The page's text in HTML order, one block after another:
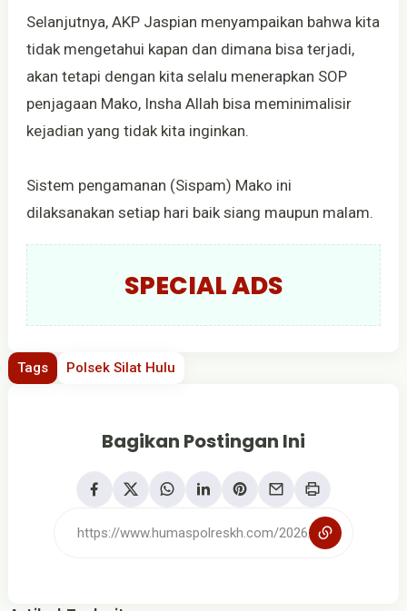
Selanjutnya, AKP Jaspian menyampaikan bahwa kita
tidak mengetahui kapan dan dimana bisa terjadi,
akan tetapi dengan kita selalu menerapkan SOP
penjagaan Mako, Insha Allah bisa meminimalisir
kejadian yang tidak kita inginkan.
Sistem pengamanan (Sispam) Mako ini
dilaksanakan setiap hari baik siang maupun malam.
SPECIAL ADS
Tags Polsek Silat Hulu
Bagikan Postingan Ini